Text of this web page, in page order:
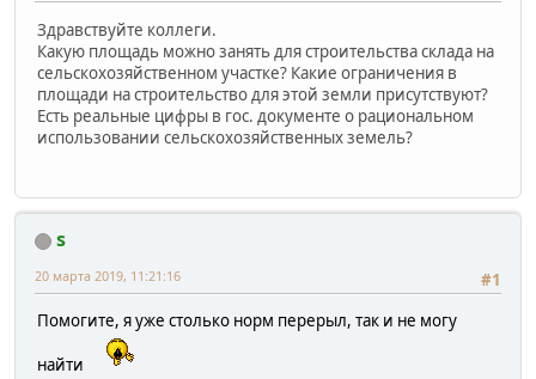
Здравствуйте коллеги.
Какую площадь можно занять для строительства склада на
сельскохозяйственном участке? Какие ограничения в
площади на строительство для этой земли присутствуют?
Есть реальные цифры в гос. документе о рациональном
использовании сельскохозяйственных земель?
s
#1
20 марта 2019, 11:21:16
Помогите, я уже столько норм перерыл, так и не могу
найти